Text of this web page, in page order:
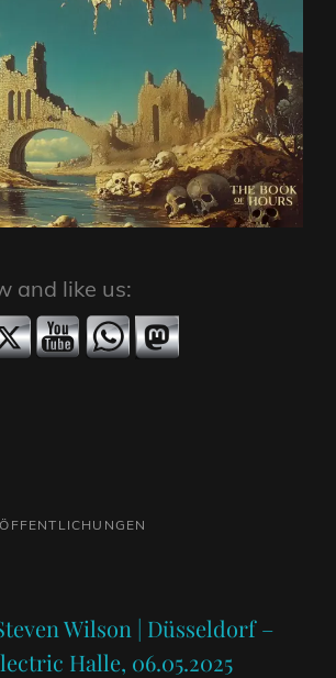
and like us:
Wilson | Düsseldorf –
Halle, 06.05.2025